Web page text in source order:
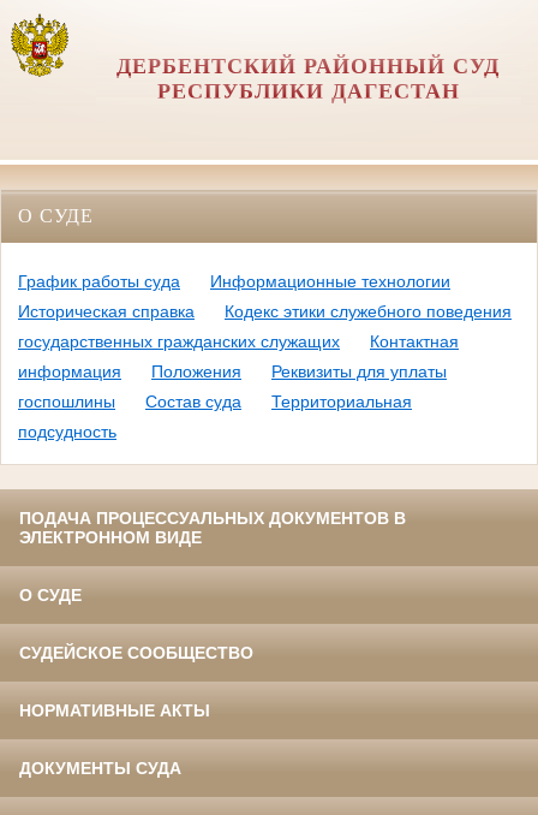
ДЕРБЕНТСКИЙ РАЙОННЫЙ СУД
РЕСПУБЛИКИ ДАГЕСТАН
О СУДЕ
График работы суда
Информационные технологии
Историческая справка
Кодекс этики служебного поведения
государственных гражданских служащих
Контактная
информация
Положения
Реквизиты для уплаты
госпошлины
Состав суда
Территориальная
подсудность
ПОДАЧА ПРОЦЕССУАЛЬНЫХ ДОКУМЕНТОВ В
ЭЛЕКТРОННОМ ВИДЕ
О СУДЕ
СУДЕЙСКОЕ СООБЩЕСТВО
НОРМАТИВНЫЕ АКТЫ
ДОКУМЕНТЫ СУДА